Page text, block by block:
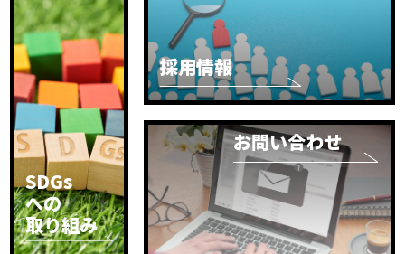
SDGs
への
取り組み
採用情報
お問い合わせ